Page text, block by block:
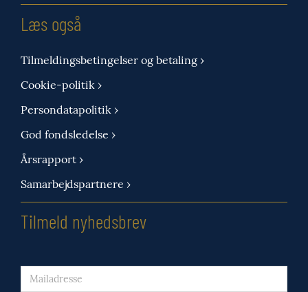
Læs også
Tilmeldingsbetingelser og betaling ›
Cookie-politik ›
Persondatapolitik ›
God fondsledelse ›
Årsrapport ›
Samarbejdspartnere ›
Tilmeld nyhedsbrev